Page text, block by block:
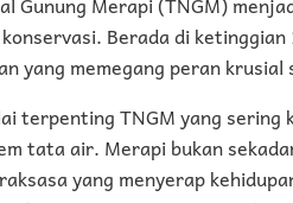
Berada di
yang memegang peran
terpenting TNGM yang
tata air. Merapi bukan
yang menyerap